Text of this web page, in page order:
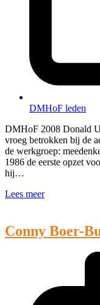
DMHoF leden
DMHoF 2008 Donald
vroeg betrokken bij de
de werkgroep:
1986 de eerste opzet
hij…
Lees meer
Conny Boer-